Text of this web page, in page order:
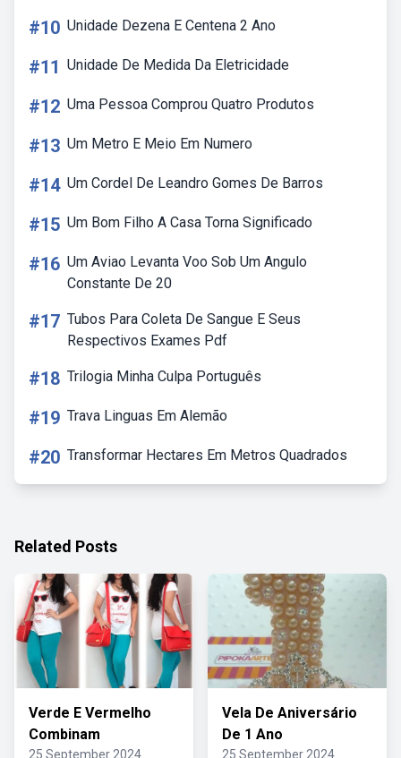
#10 Unidade Dezena E Centena 2 Ano
#11 Unidade De Medida Da Eletricidade
#12 Uma Pessoa Comprou Quatro Produtos
#13 Um Metro E Meio Em Numero
#14 Um Cordel De Leandro Gomes De Barros
#15 Um Bom Filho A Casa Torna Significado
#16 Um Aviao Levanta Voo Sob Um Angulo
Constante De 20
#17 Tubos Para Coleta De Sangue E Seus
Respectivos Exames Pdf
#18 Trilogia Minha Culpa Português
#19 Trava Linguas Em Alemão
#20 Transformar Hectares Em Metros Quadrados
Related Posts
Verde E Vermelho
Combinam
25 September 2024
Vela De Aniversário
De 1 Ano
25 September 2024